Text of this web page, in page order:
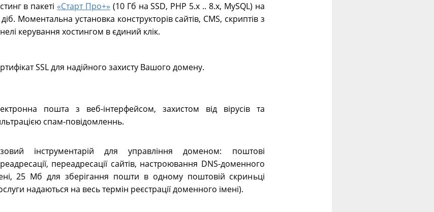
в пакеті «Старт Про+» (10 Гб на SSD, PHP 5.х .. 8.х, MySQL) на
Моментальна установка конструкторів сайтів, CMS, скриптів з
керування хостингом в єдиний клік.
SSL для надійного захисту Вашого домену.
пошта з веб-інтерфейсом, захистом від вірусів та
спам-повідомленнь.
інструментарій для управління доменом: поштові
переадресації сайтів, настроювання DNS-доменного
25 Мб для зберігання пошти в одному поштовій скриньці
надаються на весь термін реєстрації доменного імені).